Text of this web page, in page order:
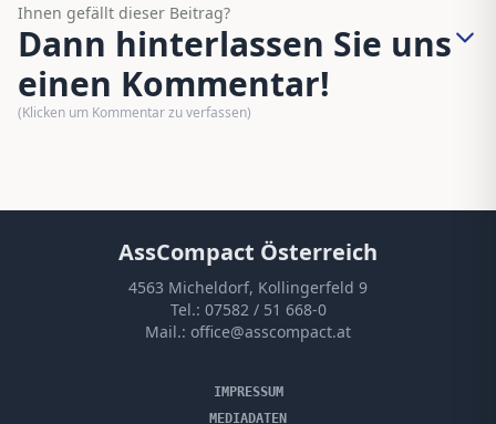
Ihnen gefällt dieser Beitrag?
Dann hinterlassen Sie uns
einen Kommentar!
(Klicken um Kommentar zu verfassen)
AssCompact Österreich
4563 Micheldorf, Kollingerfeld 9
Tel.: 07582 / 51 668-0
Mail.: office@asscompact.at
IMPRESSUM
MEDIADATEN